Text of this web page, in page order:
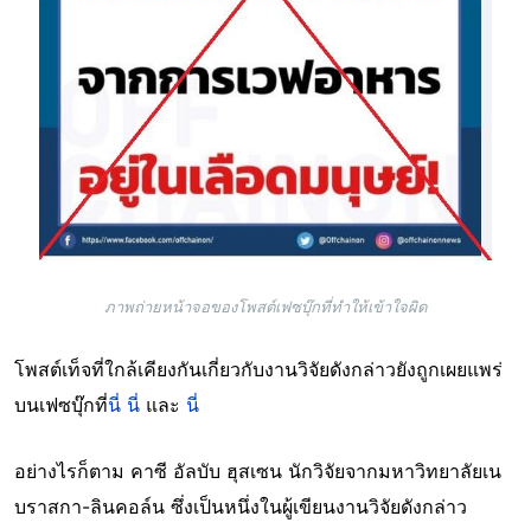
ภาพถ่ายหน้าจอของโพสต์เฟซบุ๊กที่ทำให้เข้าใจผิด
โพสต์เท็จที่ใกล้เคียงกันเกี่ยวกับงานวิจัยดังกล่าวยังถูกเผยแพร่
บนเฟซบุ๊กที่นี่ นี่ และ นี่
อย่างไรก็ตาม คาซี อัลบับ ฮุสเซน นักวิจัยจากมหาวิทยาลัยเน
บราสกา-ลินคอล์น ซึ่งเป็นหนึ่งในผู้เขียนงานวิจัยดังกล่าว